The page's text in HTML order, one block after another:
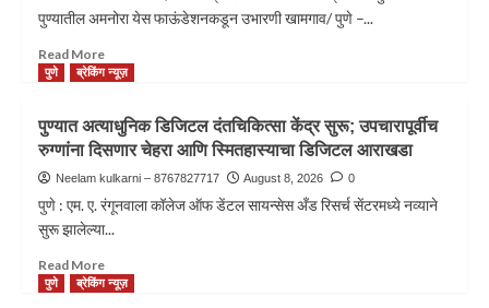
पुण्यातील अमनोरा येस फाऊंडेशनकडून उभारणी खामगाव/ पुणे –...
Read More
पुणे ब्रेकिंग न्यूज़
पुण्यात अत्याधुनिक डिजिटल दंतचिकित्सा केंद्र सुरू; उपचारापूर्वीच
रुग्णांना दिसणार चेहरा आणि स्मितहास्याचा डिजिटल आराखडा
Neelam kulkarni – 8767827717 August 8, 2026 0
पुणे : एम. ए. रंगूनवाला कॉलेज ऑफ डेंटल सायन्सेस अँड रिसर्च सेंटरमध्ये नव्याने
सुरू झालेल्या...
Read More
पुणे ब्रेकिंग न्यूज़